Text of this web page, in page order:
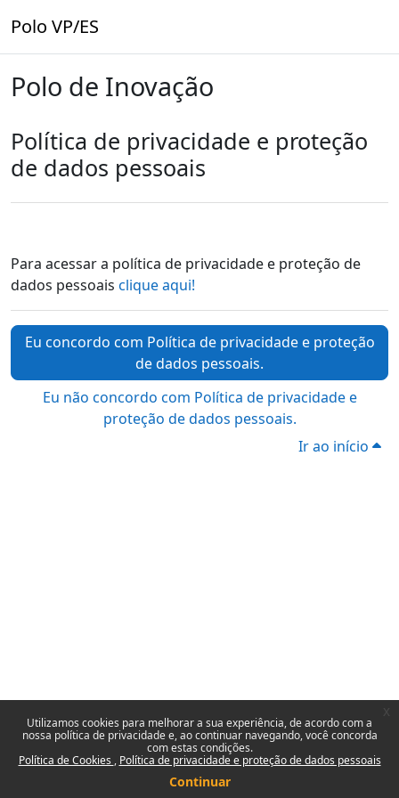
Utilizamos cookies para melhorar a sua experiência, de acordo com a
nossa política de privacidade e, ao continuar navegando, você concorda
com estas condições.
Política de Cookies
Política de privacidade e proteção de dados pessoais
Continuar
Polo VP/ES
Polo de Inovação
Política de privacidade e proteção
de dados pessoais
Para acessar a política de privacidade e proteção de
dados pessoais clique aqui!
Eu concordo com Política de privacidade e proteção
de dados pessoais.
Eu não concordo com Política de privacidade e
proteção de dados pessoais.
Ir ao início